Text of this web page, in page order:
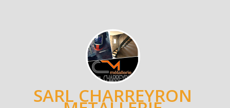
SARL CHARREYRON